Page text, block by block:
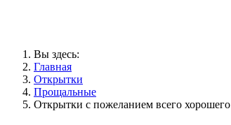
Вы здесь:
Главная
Открытки
Прощальные
Открытки с пожеланием всего хорошего